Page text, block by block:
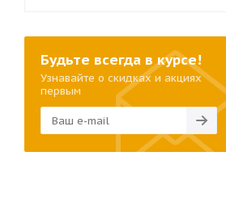
Будьте всегда в курсе!
Узнавайте о скидках и акциях
первым